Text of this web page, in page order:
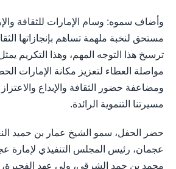
وأضاف سموه: وسام الإمارات للثقافة
مستحق لنخبة ملهمة تساهم بإنجازاتها
ترسيخ هذا التوجه المهم، وهذا التكريم
مواصلة العطاء لتعزيز مكانة الإمارات
ومضاعفة حضور الثقافة والإبداع
مسيرتنا التنموية الرائدة.
حضر الحفل، سمو الشيخ عمار بن حميد
عجمان، رئيس المجلس التنفيذي لإمارة
محمد بن حمد الشرقي، ولي عهد